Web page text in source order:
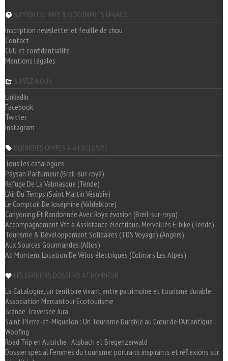
SUPPORT CLIENT & DOCUMENTS LÉGAUX
Inscription newsletter et feuille de chou
Contact
CGU et confidentialité
Mentions légales
SUIVEZ-NOUS
LinkedIn
Facebook
Twitter
Instagram
DERNIÈRES OFFRES V-A EXCLUSIVE
Tous les catalogues
Paysan Parfumeur (Breil-sur-roya)
Refuge De La Valmasque (Tende)
L'Air Du Temps (Saint Martin Vésubie)
Le Comptoir De Joséphine (Valdeblore)
Canyoning Et Randonnée Avec Roya évasion (Breil-sur-roya)
Accompagnement Vtt à Assistance électrique, Merveilles E-bike (Tende)
Tourisme & Développement Solidaires (TDS Voyage) (Angers)
Aux Sources Gourmandes (Allos)
Ad Montem, Location De Vélos électriques (Colmars Les Alpes)
LES DERNIERS DOSSIERS A L'HONNEUR
La Catalogne, un territoire vivant entre patrimoine et tourisme durable
Association Mercantour Ecotourisme
Grande Traversée Jura
Saint-Pierre-et-Miquelon : Un Tourisme Durable au Cœur de l'Atlantique
Woofing
Road Trip en Autriche : Alpbach et Bregenzerwald
Dossier spécial Femmes du tourisme: portraits inspirants et réflexions sur